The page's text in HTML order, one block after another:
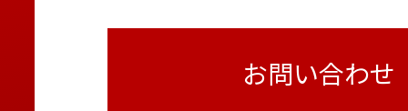
お問い合わせ